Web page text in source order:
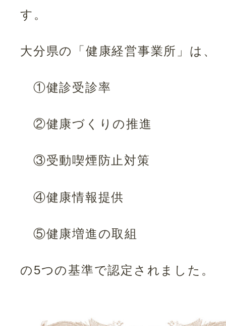
す。
大分県の「健康経営事業所」は、
①健診受診率
②健康づくりの推進
③受動喫煙防止対策
④健康情報提供
⑤健康増進の取組
の5つの基準で認定されました。